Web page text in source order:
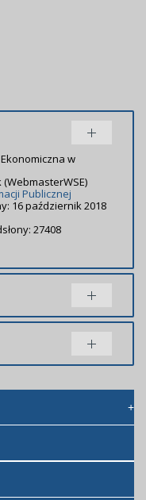
w
(WebmasterWSE)
Publicznej
16 październik 2018
27408